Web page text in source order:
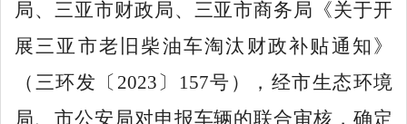
局、三亚市财政局、三亚市商务局《关于开
展三亚市老旧柴油车淘汰财政补贴通知》
（三环发〔 2023〕157号），经市生态环境
局、市公安局对申报车辆的联合审核，确定